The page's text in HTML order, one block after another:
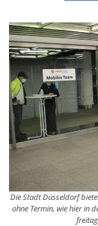
Die Stadt Düsseldorf
ohne Termin, wie hier in